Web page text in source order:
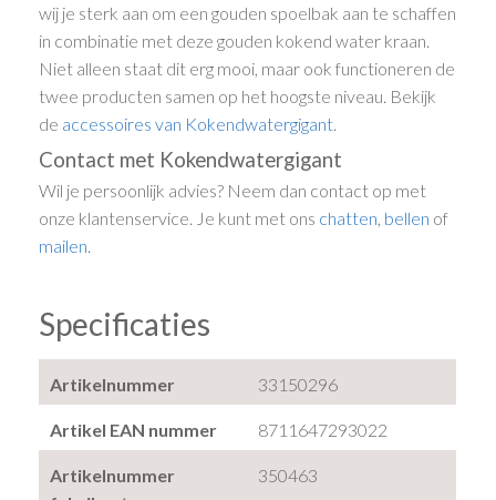
wij je sterk aan om een gouden spoelbak aan te schaffen
in combinatie met deze gouden kokend water kraan.
Niet alleen staat dit erg mooi, maar ook functioneren de
twee producten samen op het hoogste niveau. Bekijk
de accessoires van Kokendwatergigant.
Contact met Kokendwatergigant
Wil je persoonlijk advies? Neem dan contact op met
onze klantenservice. Je kunt met ons chatten, bellen of
mailen.
Specificaties
Artikelnummer 33150296
Artikel EAN nummer 8711647293022
Artikelnummer
350463